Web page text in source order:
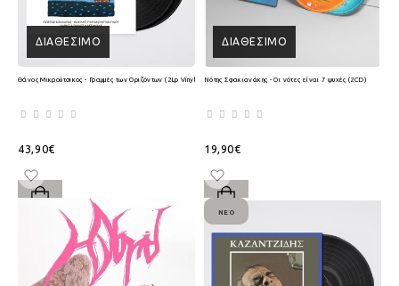
ΔΙΑΘΈΣΙΜΟ
Θάνος Μικρούτσικος - Γραμμές των Οριζόντων (2Lp Vinyl)
43,90€
ΔΙΑΘΈΣΙΜΟ
Νότης Σφακιανάκης - Οι νότες είναι 7 ψυχές (2CD)
19,90€
ΝΈΟ